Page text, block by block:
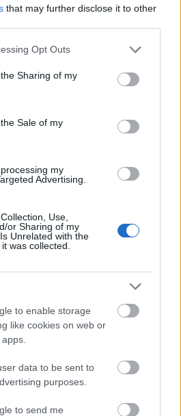
that may further disclose it to other
app uses one or more Google
usage behaviour. You may click to
Google and its third-party tags to
purposes in below Google
Opt Outs
Sharing of my
Sale of my
my
Advertising.
Use,
or Sharing of my
Unrelated with the
was collected.
to enable storage
like cookies on web or
data to be sent to
purposes.
to send me
empató a 2 contra la Real, con
bandas.
marcada por las posibles
y ahora el posible recurso del
de Neyou, Javi Muñoz
Según medios locales,
millones de dólares al Geta para
del ucraniano Vanat y el
actualidad del partido ante el
Herrera es baja, dos
Además, Juan Carlos Martín se ha
y los rojiblancos tendrán que